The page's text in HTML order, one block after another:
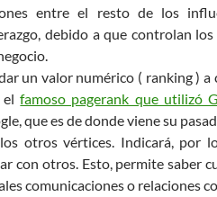
entre el resto de los
debido a que controlan
un valor numérico ( ranking ) a
elfamoso pagerank que utilizó
que es de donde viene su
otros vértices. Indicará, por
con otros. Esto, permite saber
comunicaciones o relaciones